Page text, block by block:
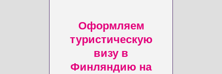
Оформляем
туристическую
визу в
Финляндию на